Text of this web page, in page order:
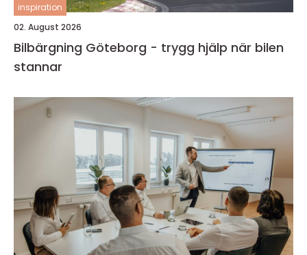
inspiration
02. August 2026
Bilbärgning Göteborg - trygg hjälp när bilen
stannar